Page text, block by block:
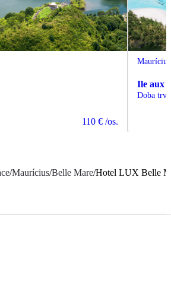
110 € /os.
Maurícius
Ile aux
Doba
/Maurícius/Belle Mare/Hotel LUX Belle